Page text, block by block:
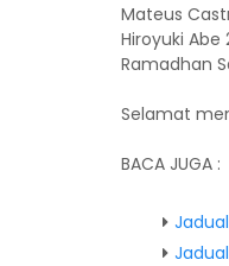
Mateus
Hiroyuki Abe
Ramadhan
Selamat
BACA JUGA :